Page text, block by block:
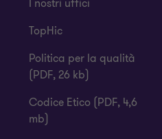
I nostri uffici
TopHic
Politica per la qualità
(PDF, 26 kb)
Codice Etico (PDF, 4,6
mb)